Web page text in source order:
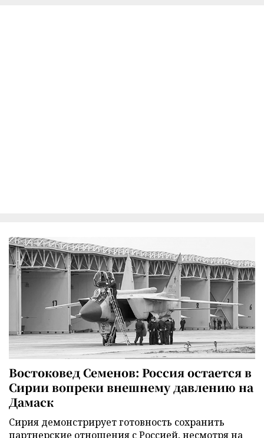
Востоковед Семенов: Россия остается в
Сирии вопреки внешнему давлению на
Дамаск
Сирия демонстрирует готовность сохранить
партнерские отношения с Россией, несмотря на